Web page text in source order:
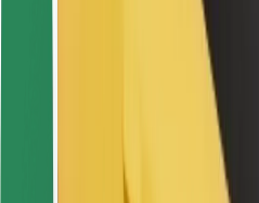
Bolt Food